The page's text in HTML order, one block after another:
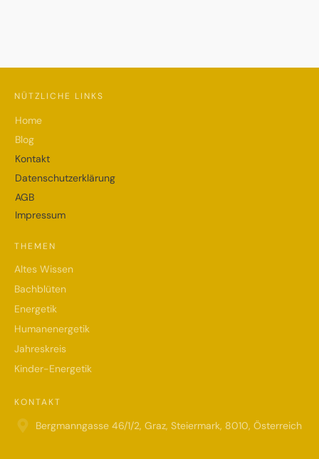
NÜTZLICHE LINKS
Home
Blog
Kontakt
Datenschutzerklärung
AGB
Impressum
THEMEN
Altes Wissen
Bachblüten
Energetik
Humanenergetik
Jahreskreis
Kinder-Energetik
KONTAKT
Bergmanngasse 46/1/2, Graz, Steiermark, 8010, Österreich